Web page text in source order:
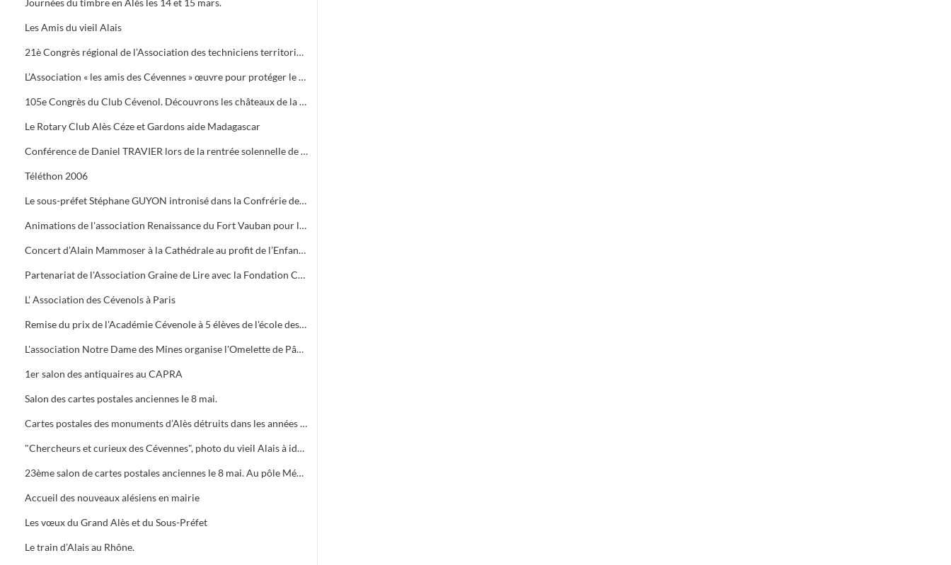
Journées du timbre en Alès les 14 et 15 mars.
Les Amis du vieil Alais
21è Congrès régional de l’Association des techniciens territoriaux.
L’Association « les amis des Cévennes » œuvre pour protéger le patrimoine cévenol.
105e Congrès du Club Cévenol. Découvrons les châteaux de la Vaunage
Le Rotary Club Alès Céze et Gardons aide Madagascar
Conférence de Daniel TRAVIER lors de la rentrée solennelle de l'Académie Cévenole
Téléthon 2006
Le sous-préfet Stéphane GUYON intronisé dans la Confrérie des Mange Tripes
Animations de l'association Renaissance du Fort Vauban pour le Téléthon
Concert d’Alain Mammoser à la Cathédrale au profit de l’Enfance Inadaptée.
Partenariat de l'Association Graine de Lire avec la Fondation Crédit Mutuel
L' Association des Cévenols à Paris
Remise du prix de l'Académie Cévenole à 5 élèves de l'école des Mines pour leur travail sur la mine et ses conséquences sur l'économie et les paysages.
L'association Notre Dame des Mines organise l'Omelette de Pâques à l'Ermitage
1er salon des antiquaires au CAPRA
Salon des cartes postales anciennes le 8 mai.
Cartes postales des monuments d’Alès détruits dans les années 1960.
"Chercheurs et curieux des Cévennes", photo du vieil Alais à identifier.
23ème salon de cartes postales anciennes le 8 mai. Au pôle Mécanique grand prix camion
Accueil des nouveaux alésiens en mairie
Les vœux du Grand Alès et du Sous-Préfet
Le train d’Alais au Rhône.